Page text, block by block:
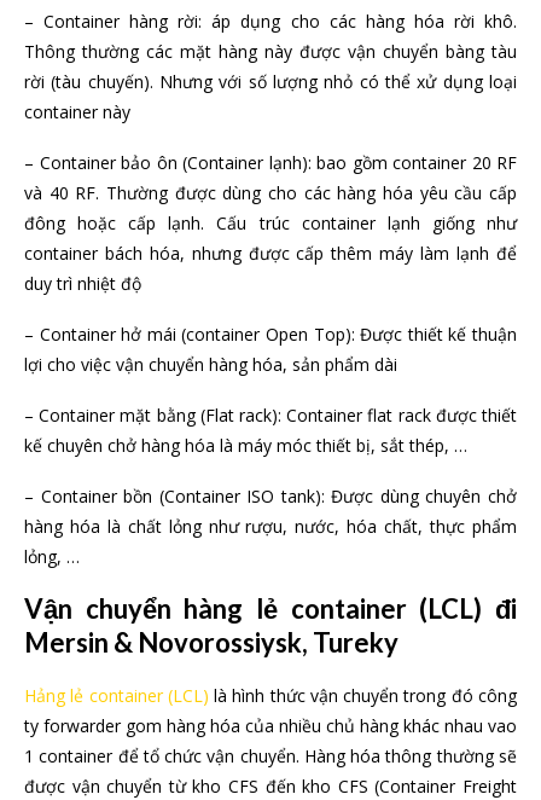
– Container hàng rời: áp dụng cho các hàng hóa rời khô.
Thông thường các mặt hàng này được vận chuyển bàng tàu
rời (tàu chuyến). Nhưng với số lượng nhỏ có thể xử dụng loại
container này
– Container bảo ôn (Container lạnh): bao gồm container 20 RF
và 40 RF. Thường được dùng cho các hàng hóa yêu cầu cấp
đông hoặc cấp lạnh. Cấu trúc container lạnh giống như
container bách hóa, nhưng được cấp thêm máy làm lạnh để
duy trì nhiệt độ
– Container hở mái (container Open Top): Được thiết kế thuận
lợi cho việc vận chuyển hàng hóa, sản phẩm dài
– Container mặt bằng (Flat rack): Container flat rack được thiết
kế chuyên chở hàng hóa là máy móc thiết bị, sắt thép, …
– Container bồn (Container ISO tank): Được dùng chuyên chở
hàng hóa là chất lỏng như rượu, nước, hóa chất, thực phẩm
lỏng, …
Vận chuyển hàng lẻ container (LCL) đi
Mersin & Novorossiysk, Tureky
Hảng lẻ container (LCL) là hình thức vận chuyển trong đó công
ty forwarder gom hàng hóa của nhiều chủ hàng khác nhau vao
1 container để tổ chức vận chuyển. Hàng hóa thông thường sẽ
được vận chuyển từ kho CFS đến kho CFS (Container Freight